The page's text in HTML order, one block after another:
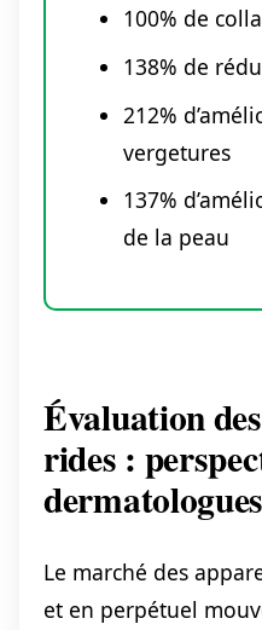
100% de
138% de
212%
vergetures
137%
de la peau
Évaluation
rides :
dermatologues
Le marché des
et en perpétuel